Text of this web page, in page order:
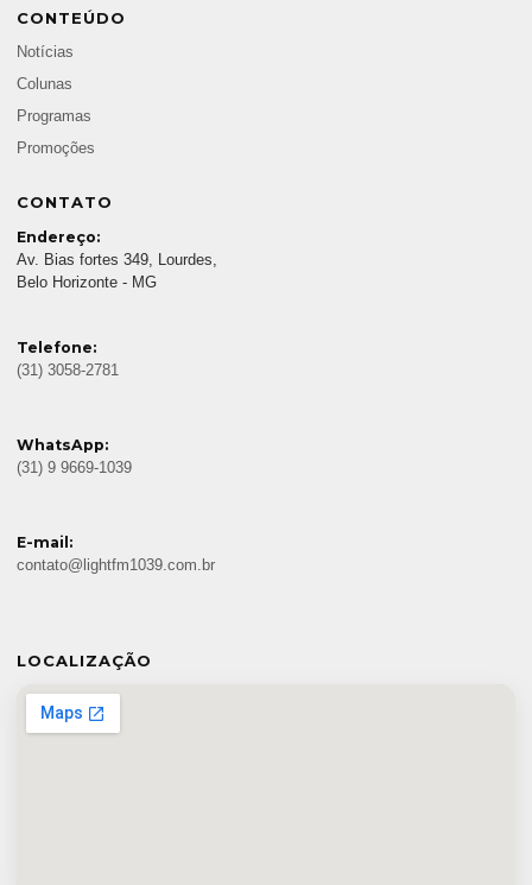
CONTEÚDO
Notícias
Colunas
Programas
Promoções
CONTATO
Endereço:
Av. Bias fortes 349, Lourdes,
Belo Horizonte - MG
Telefone:
(31) 3058-2781
WhatsApp:
(31) 9 9669-1039
E-mail:
contato@lightfm1039.com.br
LOCALIZAÇÃO